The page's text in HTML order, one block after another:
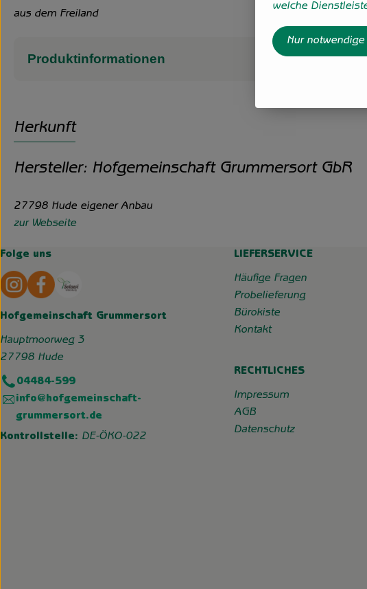
aus dem Freiland
Produktinformationen
Herkunft
Hersteller: Hofgemeinschaft Grummersort GbR
27798 Hude eigener Anbau
zur Webseite
Folge uns
Externer Link zu https://www.instagram.com/
Externer Link zu https://wp.solawi-oldenburg.de/
Hofgemeinschaft Grummersort
Hauptmoorweg 3
27798 Hude
04484-599
info@hofgemeinschaft-
grummersort.de
Kontrollstelle: DE-ÖKO-022
LIEFERSERVICE
Häufige Fragen
Probelieferung
Bürokiste
Kontakt
RECHTLICHES
Impressum
AGB
Datenschutz
welche
Nur